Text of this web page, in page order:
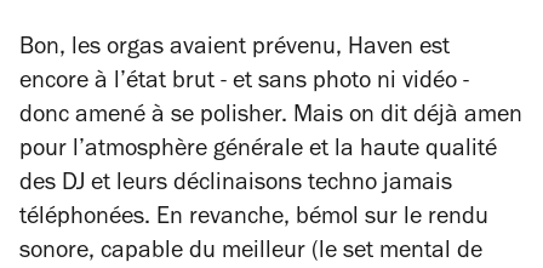
Bon, les orgas avaient prévenu, Haven est
encore à l’état brut - et sans photo ni vidéo -
donc amené à se polisher. Mais on dit déjà amen
pour l’atmosphère générale et la haute qualité
des DJ et leurs déclinaisons techno jamais
téléphonées. En revanche, bémol sur le rendu
sonore, capable du meilleur (le set mental de